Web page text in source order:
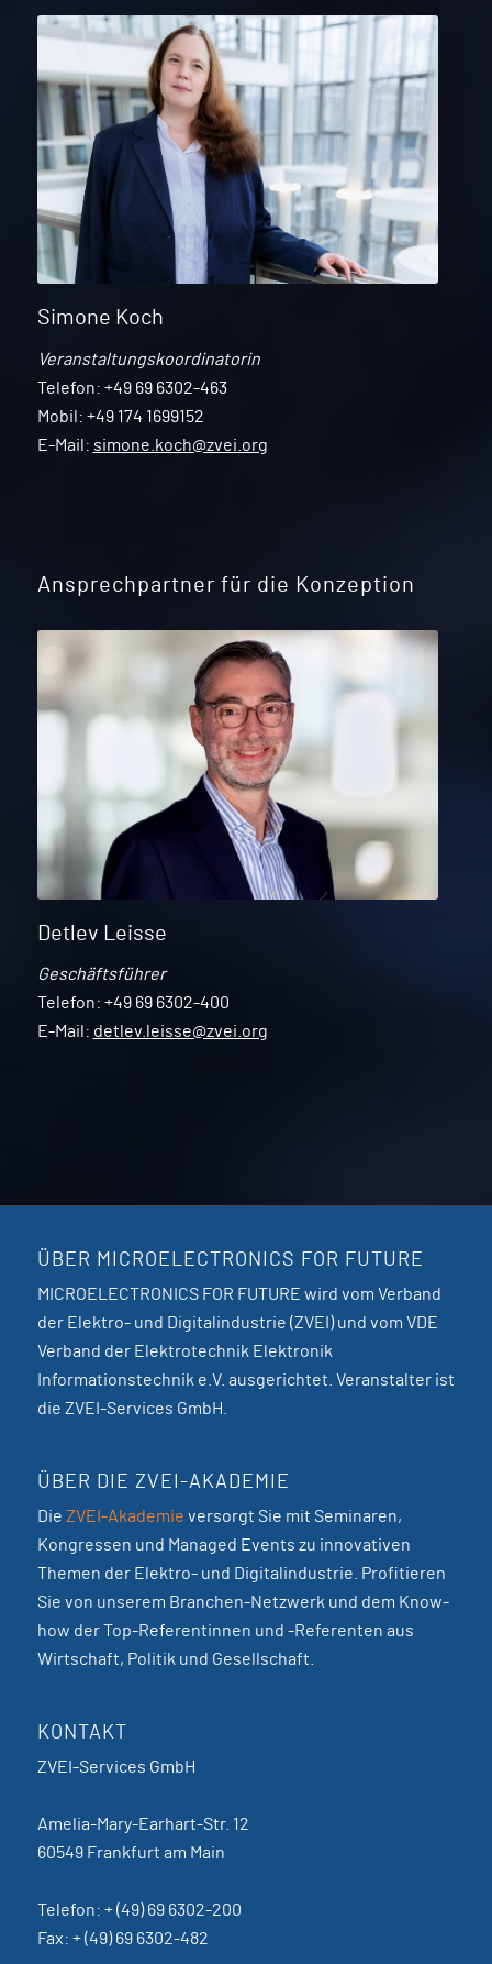
Simone Koch
Veranstaltungskoordinatorin
Telefon: +49 69 6302-463
Mobil: +49 174 1699152
E-Mail: simone.koch@zvei.org
Ansprechpartner für die Konzeption
Detlev Leisse
Geschäftsführer
Telefon: +49 69 6302-400
E-Mail: detlev.leisse@zvei.org
ÜBER MICROELECTRONICS FOR FUTURE
MICROELECTRONICS FOR FUTURE wird vom Verband
der Elektro- und Digitalindustrie (ZVEI) und vom VDE
Verband der Elektrotechnik Elektronik
Informationstechnik e.V. ausgerichtet. Veranstalter ist
die ZVEI-Services GmbH.
ÜBER DIE ZVEI-AKADEMIE
Die ZVEI-Akademie versorgt Sie mit Seminaren,
Kongressen und Managed Events zu innovativen
Themen der Elektro- und Digitalindustrie. Profitieren
Sie von unserem Branchen-Netzwerk und dem Know-
how der Top-Referentinnen und -Referenten aus
Wirtschaft, Politik und Gesellschaft.
KONTAKT
ZVEI-Services GmbH
Amelia-Mary-Earhart-Str. 12
60549 Frankfurt am Main
Telefon: + (49) 69 6302-200
Fax: + (49) 69 6302-482